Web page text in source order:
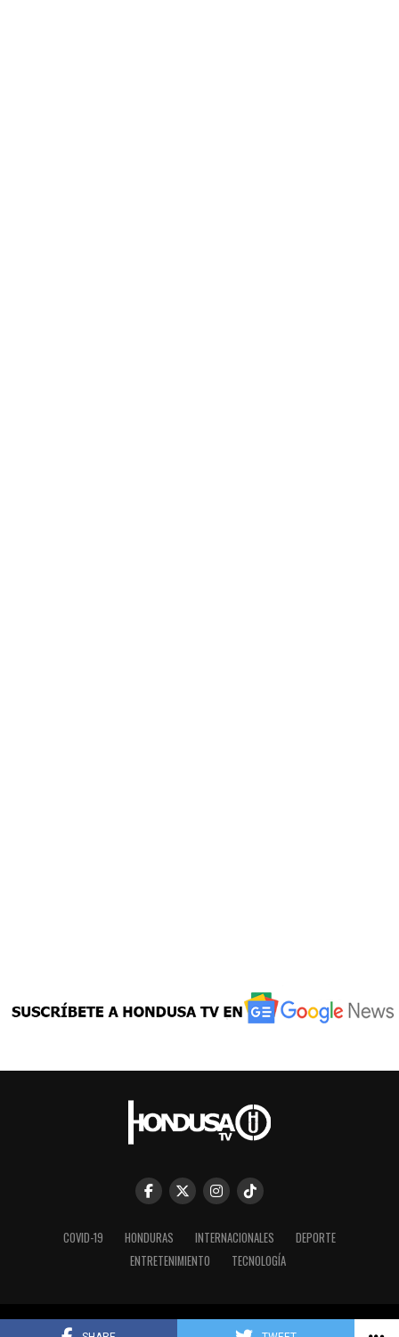
COVID-19 HONDURAS INTERNACIONALES
DEPORTE
ENTRETENIMIENTO
TECNOLOGÍA
Copyright © 2023 HONDUSA TV INC.